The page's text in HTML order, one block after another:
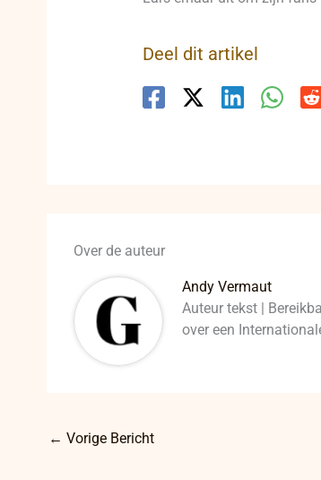
Deel dit artikel
Over de auteur
Andy Vermaut
Auteur tekst |
over een
← Vorige Bericht